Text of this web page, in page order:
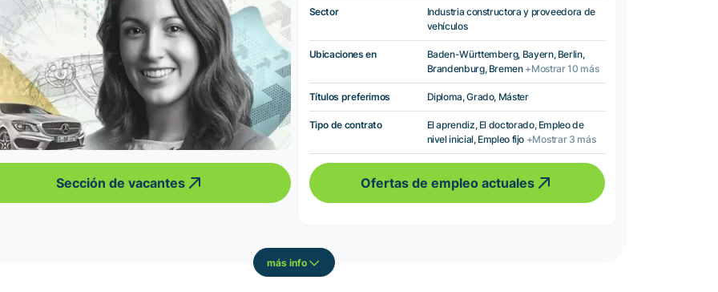
Sección de vacantes
Sector
Industria constructora y proveedora de
vehículos
Ubicaciones en
Baden-Württemberg, Bayern, Berlin,
Brandenburg, Bremen +Mostrar 10 más
Títulos preferimos Diploma, Grado, Máster
Tipo de contrato
El aprendiz, El doctorado, Empleo de
nivel inicial, Empleo fijo +Mostrar 3 más
Ofertas de empleo actuales
más info